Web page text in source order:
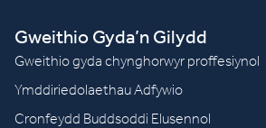
Gweithio Gyda’n Gilydd
Gweithio gyda chynghorwyr proffesiynol
Ymddiriedolaethau Adfywio
Cronfeydd Buddsoddi Elusennol